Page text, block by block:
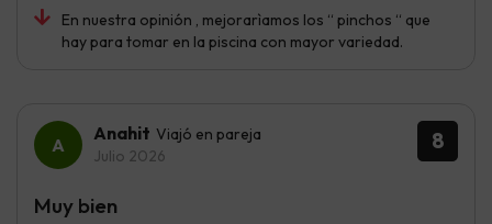
En nuestra opinión , mejorarìamos los “ pinchos “ que
hay para tomar en la piscina con mayor variedad.
8
Anahit Viajó en pareja
Julio 2026
Muy bien